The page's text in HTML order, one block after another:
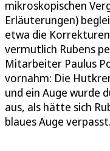
mikroskopischen
Erläuterungen)
etwa die
vermutlich Rubens
Mitarbeiter Paulus
vornahm: Die
und ein Auge wurde
aus, als hätte sich
blaues Auge verpasst.